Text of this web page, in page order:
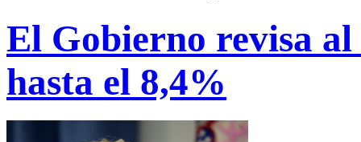
El Gobierno revisa
hasta el 8,4%